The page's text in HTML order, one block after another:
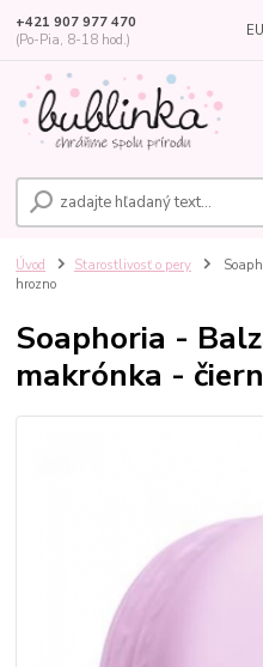
+421 907 977 470
(Po-Pia, 8-18 hod.)
Úvod Starostlivosť o pery
hrozno
Soaphoria -
makrónka -